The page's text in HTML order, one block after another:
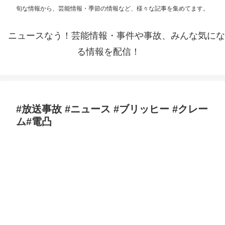
旬な情報から、芸能情報・季節の情報など、様々な記事を集めてます。
ニュースなう！芸能情報・事件や事故、みんな気にな
る情報を配信！
#放送事故 #ニュース #ブリッヒー #クレー
ム#電凸